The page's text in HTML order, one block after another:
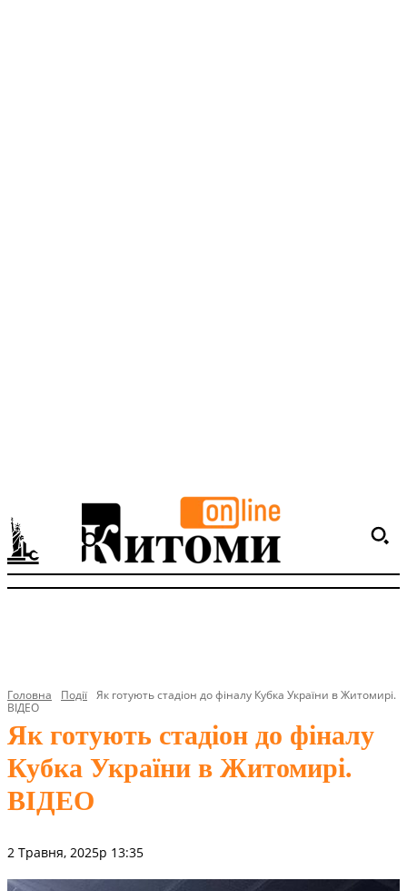
Головна Події Як готують стадіон до фіналу Кубка України в Житомирі.
ВІДЕО
Як готують стадіон до фіналу
Кубка України в Житомирі.
ВІДЕО
2 Травня, 2025р 13:35